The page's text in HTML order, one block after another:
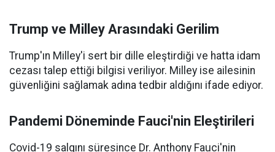
Trump ve Milley Arasındaki Gerilim
Trump'ın Milley'i sert bir dille eleştirdiği ve hatta idam
cezası talep ettiği bilgisi veriliyor. Milley ise ailesinin
güvenliğini sağlamak adına tedbir aldığını ifade ediyor.
Pandemi Döneminde Fauci'nin Eleştirileri
Covid-19 salgını süresince Dr. Anthony Fauci'nin